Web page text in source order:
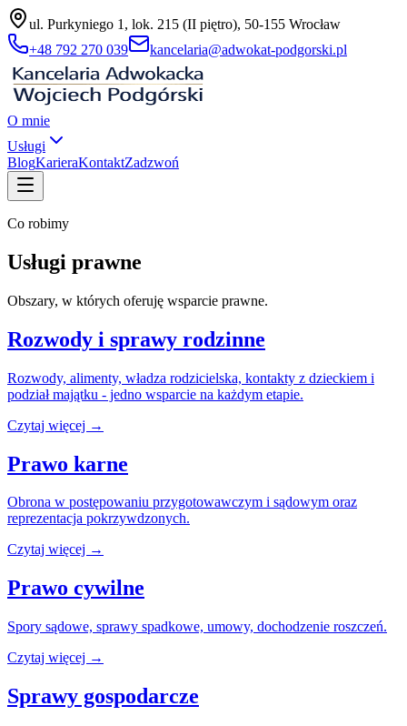
ul. Purkyniego 1, lok. 215 (II piętro), 50-155 Wrocław
+48 792 270 039
kancelaria@adwokat-podgorski.pl
O mnie
Usługi
BlogKarieraKontaktZadzwoń
Co robimy
Usługi prawne
Obszary, w których oferuję wsparcie prawne.
Rozwody i sprawy rodzinne
Rozwody, alimenty, władza rodzicielska, kontakty z dzieckiem i
podział majątku - jedno wsparcie na każdym etapie.
Czytaj więcej →
Prawo karne
Obrona w postępowaniu przygotowawczym i sądowym oraz
reprezentacja pokrzywdzonych.
Czytaj więcej →
Prawo cywilne
Spory sądowe, sprawy spadkowe, umowy, dochodzenie roszczeń.
Czytaj więcej →
Sprawy gospodarcze